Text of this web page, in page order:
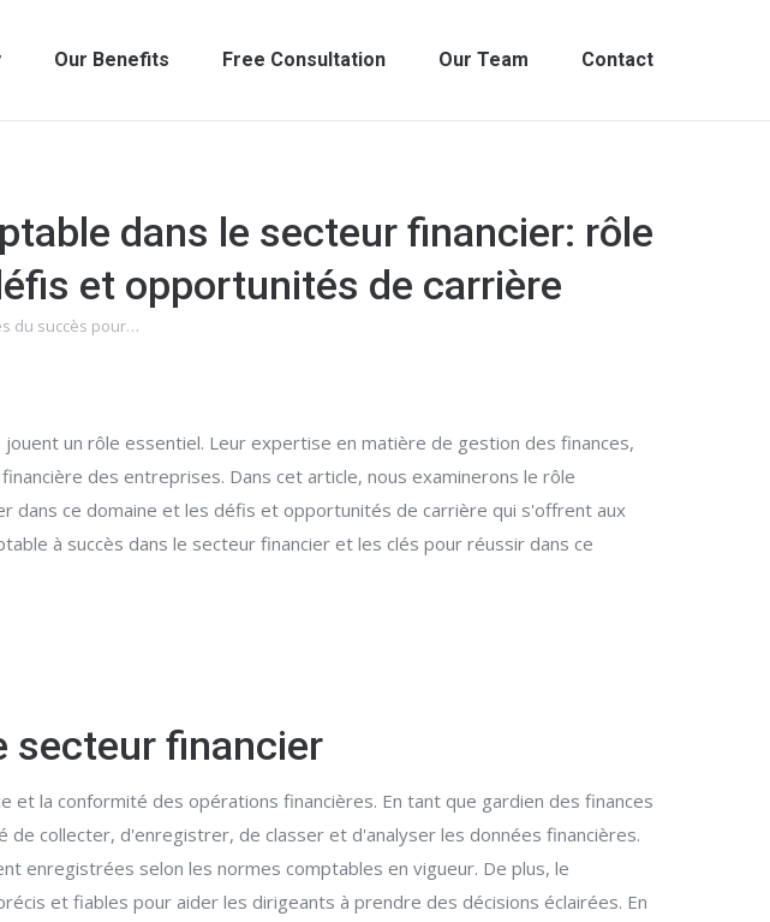
Our Benefits Free Consultation Our Team Contact
dans le secteur financier: rôle
et opportunités de carrière
du succès pour…
un rôle essentiel. Leur expertise en matière de gestion des finances,
des entreprises. Dans cet article, nous examinerons le rôle
dans ce domaine et les défis et opportunités de carrière qui s'offrent aux
à succès dans le secteur financier et les clés pour réussir dans ce
secteur financier
la conformité des opérations financières. En tant que gardien des finances
collecter, d'enregistrer, de classer et d'analyser les données financières.
enregistrées selon les normes comptables en vigueur. De plus, le
et fiables pour aider les dirigeants à prendre des décisions éclairées. En